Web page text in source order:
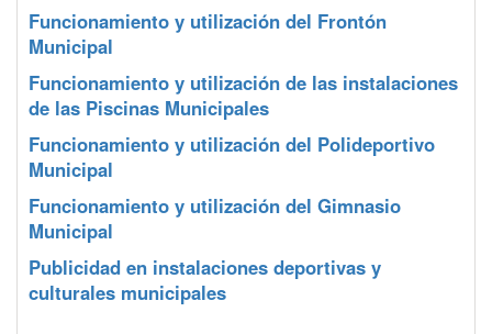
Funcionamiento y utilización del Frontón
Municipal
Funcionamiento y utilización de las instalaciones
de las Piscinas Municipales
Funcionamiento y utilización del Polideportivo
Municipal
Funcionamiento y utilización del Gimnasio
Municipal
Publicidad en instalaciones deportivas y
culturales municipales